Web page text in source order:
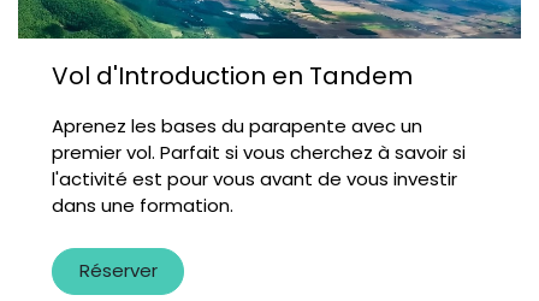
Vol d'Introduction en Tandem
Aprenez les bases du parapente avec un
premier vol. Parfait si vous cherchez à savoir si
l'activité est pour vous avant de vous investir
dans une formation.
Réserver